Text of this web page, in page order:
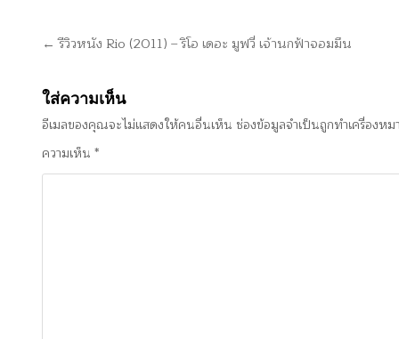
แนะแนว
← รีวิวหนัง Rio (2011) – ริโอ เดอะ มูฟวี่ เจ้านกฟ้าจอมมึน
ใส่ความเห็น
อีเมลของคุณจะไม่แสดงให้คนอื่นเห็น ช่องข้อมูลจำเป็นถูกทำเครื่องหม
ความเห็น *